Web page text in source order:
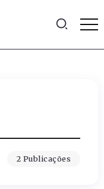
2 Publicações